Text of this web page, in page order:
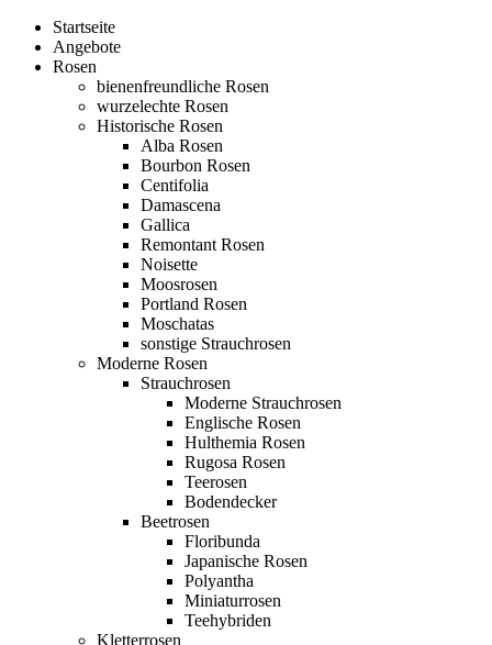
Startseite
Angebote
Rosen
bienenfreundliche Rosen
wurzelechte Rosen
Historische Rosen
Alba Rosen
Bourbon Rosen
Centifolia
Damascena
Gallica
Remontant Rosen
Noisette
Moosrosen
Portland Rosen
Moschatas
sonstige Strauchrosen
Moderne Rosen
Strauchrosen
Moderne Strauchrosen
Englische Rosen
Hulthemia Rosen
Rugosa Rosen
Teerosen
Bodendecker
Beetrosen
Floribunda
Japanische Rosen
Polyantha
Miniaturrosen
Teehybriden
Kletterrosen